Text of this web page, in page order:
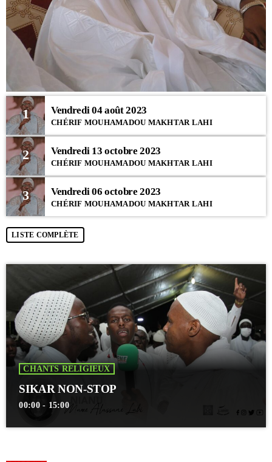
1 Vendredi 04 août 2023
CHÉRIF MOUHAMADOU MAKHTAR LAHI
2 Vendredi 13 octobre 2023
CHÉRIF MOUHAMADOU MAKHTAR LAHI
3 Vendredi 06 octobre 2023
CHÉRIF MOUHAMADOU MAKHTAR LAHI
LISTE COMPLÈTE
CHANTS RELIGIEUX
SIKAR NON-STOP
00:00 - 15:00